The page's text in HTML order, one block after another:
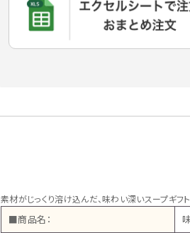
素材がじっくり溶け込んだ、味わい深いスープギフ
■商品名：